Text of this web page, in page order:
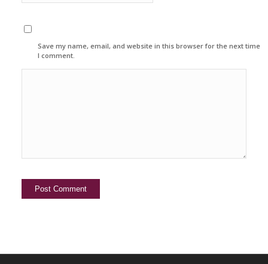
Save my name, email, and website in this browser for the next time
I comment.